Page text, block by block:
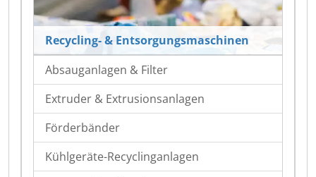
Recycling- & Entsorgungsmaschinen
Absauganlagen & Filter
Extruder & Extrusionsanlagen
Förderbänder
Kühlgeräte-Recyclinganlagen